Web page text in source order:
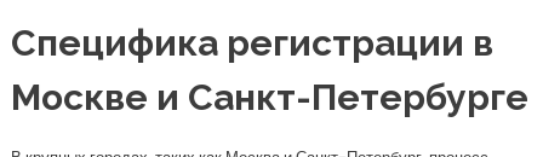
Специфика регистрации в
Москве и Санкт-Петербурге